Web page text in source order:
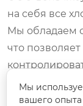
на себя все
Мы обладаем
что
склада
Мы
вашего